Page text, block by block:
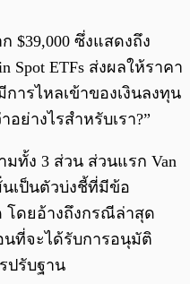
$39,000 ซึ่งแสดงถึง
Spot ETFs ส่งผลให้ราคา
ารไหลเข้าของเงินลงทุน
ย่างไรสำหรับเรา?”
ทั้ง 3 ส่วน ส่วนแรก Van
นเป็นตัวบ่งชี้ที่มีข้อ
โดยอ้างถึงกรณีล่าสุด
นที่จะได้รับการอนุมัติ
ปรับฐาน